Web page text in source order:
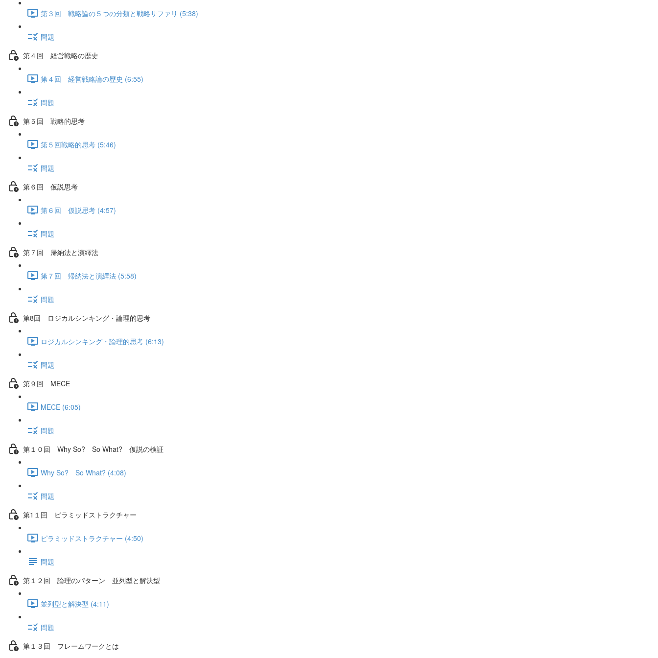
第３回 戦略論の５つの分類と戦略サファリ (5:38)
問題
第４回 経営戦略の歴史
第４回 経営戦略論の歴史 (6:55)
問題
第５回 戦略的思考
第５回戦略的思考 (5:46)
問題
第６回 仮説思考
第６回 仮説思考 (4:57)
問題
第７回 帰納法と演繹法
第７回 帰納法と演繹法 (5:58)
問題
第8回 ロジカルシンキング・論理的思考
ロジカルシンキング・論理的思考 (6:13)
問題
第９回 MECE
MECE (6:05)
問題
第１０回 Why So? So What? 仮説の検証
Why So? So What? (4:08)
問題
第1１回 ピラミッドストラクチャー
ピラミッドストラクチャー (4:50)
問題
第１２回 論理のパターン 並列型と解決型
並列型と解決型 (4:11)
問題
第１３回 フレームワークとは